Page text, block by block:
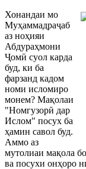
Хонандаи мо
Муҳаммадраҷаб
аз ноҳияи
Абдураҳмони
Ҷомӣ суол карда
буд, ки ба
фарзанд кадом
номи исломиро
монем? Мақолаи
"Номгузорӣ дар
Ислом" посух ба
ҳамин савол буд.
Аммо аз
мутолиаи мақола
ва посухи онҳоро